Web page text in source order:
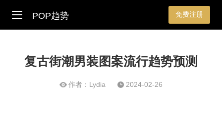
POP趋势 免费注册
复古街潮男装图案流行趋势预测
作者：Lydia 2024-02-26